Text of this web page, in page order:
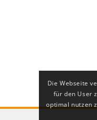
Die Webseite
für den User
optimal nutzen